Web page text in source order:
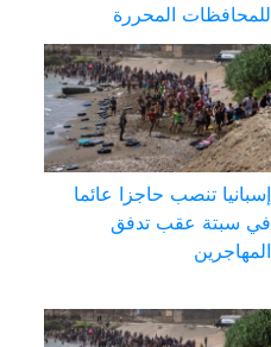
للمحافظات المحررة
إسبانيا تنصب حاجزا عائما
في سبتة عقب تدفق
المهاجرين